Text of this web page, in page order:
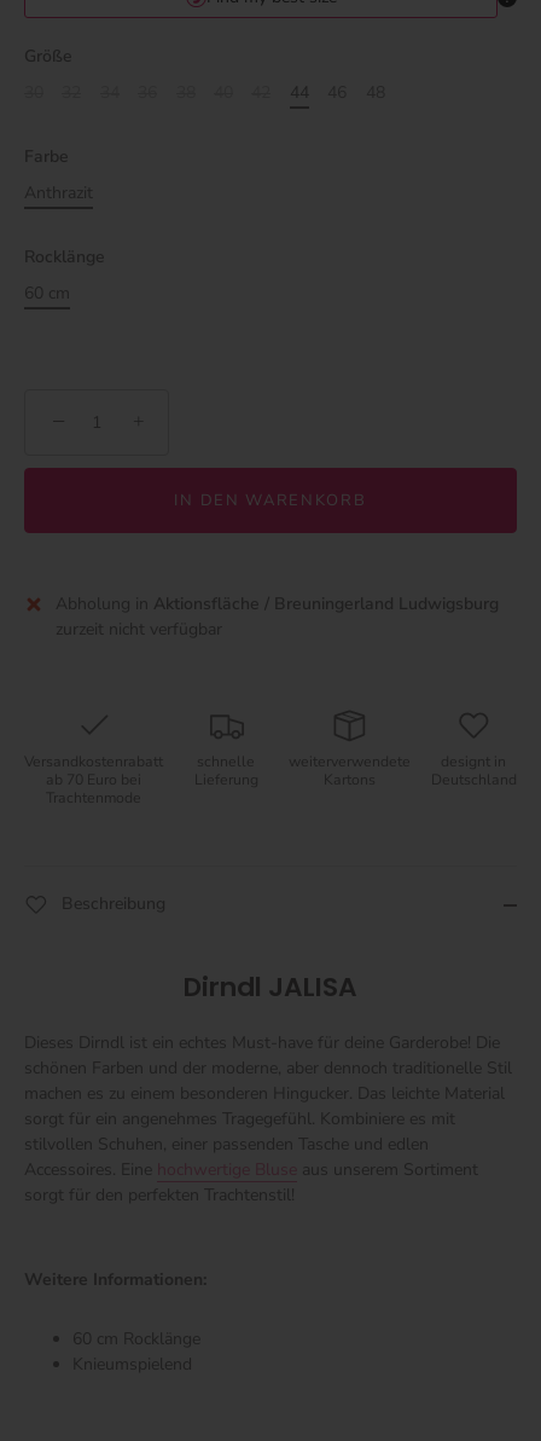
Größe
44
Farbe
Anthrazit
Rocklänge
60 cm
−
IN DEN WARENKORB
Abholung in Aktionsfläche / Breuningerland Ludwigsburg
zurzeit nicht verfügbar
Versandkostenrabatt
ab 70 Euro bei
Trachtenmode
schnelle
Lieferung
weiterverwendete
Kartons
designt in
Deutschland
Beschreibung
Dirndl JALISA
Dieses Dirndl ist ein echtes Must-have für deine Garderobe! Die
schönen Farben und der moderne, aber dennoch traditionelle Stil
machen es zu einem besonderen Hingucker. Das leichte Material
sorgt für ein angenehmes Tragegefühl. Kombiniere es mit
stilvollen Schuhen, einer passenden Tasche und edlen
Accessoires. Eine
hochwertige Bluse aus unserem Sortiment
sorgt für den perfekten Trachtenstil!
Weitere Informationen:
60 cm Rocklänge
Knieumspielend